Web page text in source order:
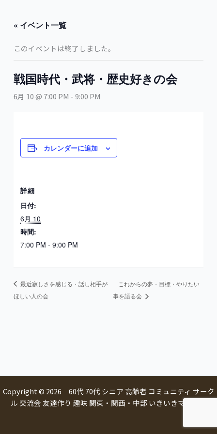
« イベント一覧
このイベントは終了しました。
戦国時代・武将・歴史好きの会
6月 10 @ 7:00 PM -9:00 PM
カレンダーに追加
詳細
日付:
6月 10
時間:
7:00 PM - 9:00 PM
最近寂しさを感じる・話し相手が
ほしい人の会
これからの夢・目標・やりたい
事を語る会
Copyright © 2026 60代 70代 シニア 高齢者 コミュニティ サーク
ル 交流会 友達作り 趣味 関東・関西・中部 いきいきマルシェ